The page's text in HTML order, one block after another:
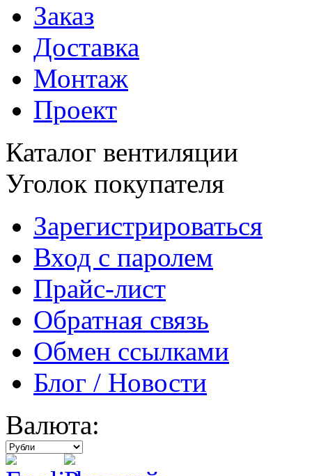
Заказ
Доставка
Монтаж
Проект
Каталог вентиляции
Уголок покупателя
Зарегистрироваться
Вход с паролем
Прайс-лист
Обратная связь
Обмен ссылками
Блог / Новости
Валюта: